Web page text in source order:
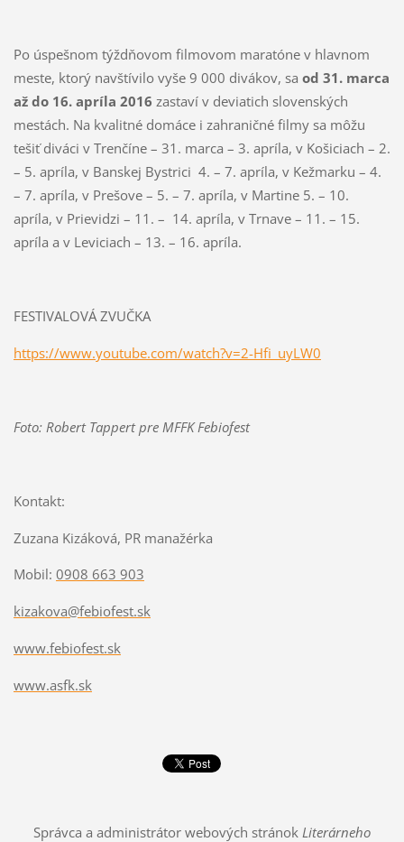
Po úspešnom týždňovom filmovom maratóne v hlavnom
meste, ktorý navštívilo vyše 9 000 divákov, sa od 31. marca
až do 16. apríla 2016 zastaví v deviatich slovenských
mestách. Na kvalitné domáce i zahraničné filmy sa môžu
tešiť diváci v Trenčíne – 31. marca – 3. apríla, v Košiciach – 2.
– 5. apríla, v Banskej Bystrici 4. – 7. apríla, v Kežmarku – 4.
– 7. apríla, v Prešove – 5. – 7. apríla, v Martine 5. – 10.
apríla, v Prievidzi – 11. – 14. apríla, v Trnave – 11. – 15.
apríla a v Leviciach – 13. – 16. apríla.
FESTIVALOVÁ ZVUČKA
https://www.youtube.com/watch?v=2-Hfi_uyLW0
Foto: Robert Tappert pre MFFK Febiofest
Kontakt:
Zuzana Kizáková, PR manažérka
Mobil: 0908 663 903
kizakova@febiofest.sk
www.febiofest.sk
www.asfk.sk
Správca a administrátor webových stránok Literárneho